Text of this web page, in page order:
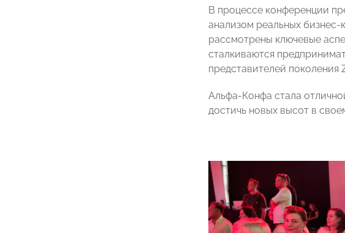
В процессе конференции
анализом реальных
рассмотрены ключевые
сталкиваются
представителей поколения
Альфа-Конфа стала
достичь новых высот в